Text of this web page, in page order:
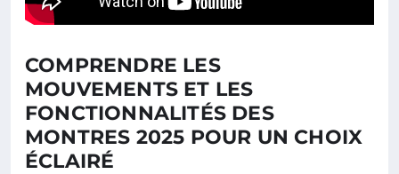
COMPRENDRE LES
MOUVEMENTS ET LES
FONCTIONNALITÉS DES
MONTRES 2025 POUR UN CHOIX
ÉCLAIRÉ